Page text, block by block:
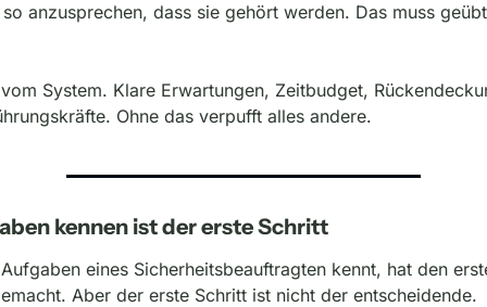
anzusprechen, dass sie gehört werden. Das muss geübt
System. Klare Erwartungen, Zeitbudget,
Ohne das verpufft alles andere.
kennen ist der erste Schritt
eines Sicherheitsbeauftragten kennt, hat den
Aber der erste Schritt ist nicht der entscheidende.